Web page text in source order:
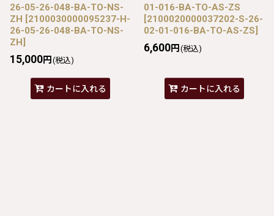
26-05-26-048-BA-TO-NS-
ZH [2100030000095237-H-
26-05-26-048-BA-TO-NS-
ZH]
15,000円 (税込)
カートに入れる
01-016-BA-TO-AS-ZS
[2100020000037202-S-26-
02-01-016-BA-TO-AS-ZS]
6,600円 (税込)
カートに入れる